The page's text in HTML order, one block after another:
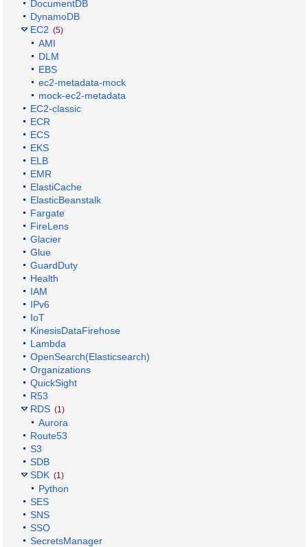
DocumentDB
DynamoDB
EC2 (5)
AMI
DLM
EBS
ec2-metadata-mock
mock-ec2-metadata
EC2-classic
ECR
ECS
EKS
ELB
EMR
ElastiCache
ElasticBeanstalk
Fargate
FireLens
Glacier
Glue
GuardDuty
Health
IAM
IPv6
IoT
KinesisDataFirehose
Lambda
OpenSearch(Elasticsearch)
Organizations
QuickSight
R53
RDS (1)
Aurora
Route53
S3
SDB
SDK (1)
Python
SES
SNS
SSO
SecretsManager